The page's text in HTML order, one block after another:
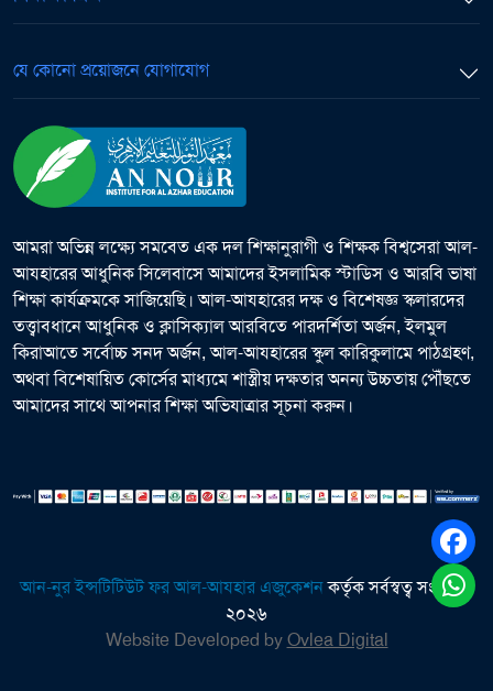
যে কোনো প্রয়োজনে যোগাযোগ
আমরা অভিন্ন লক্ষ্যে সমবেত এক দল শিক্ষানুরাগী ও শিক্ষক বিশ্বসেরা আল-
আযহারের আধুনিক সিলেবাসে আমাদের ইসলামিক স্টাডিস ও আরবি ভাষা
শিক্ষা কার্যক্রমকে সাজিয়েছি। আল-আযহারের দক্ষ ও বিশেষজ্ঞ স্কলারদের
তত্ত্বাবধানে আধুনিক ও ক্লাসিক্যাল আরবিতে পারদর্শিতা অর্জন, ইলমুল
কিরাআতে সর্বোচ্চ সনদ অর্জন, আল-আযহারের স্কুল কারিকুলামে পাঠগ্রহণ,
অথবা বিশেষায়িত কোর্সের মাধ্যমে শাস্ত্রীয় দক্ষতার অনন্য উচ্চতায় পৌঁছতে
আমাদের সাথে আপনার শিক্ষা অভিযাত্রার সূচনা করুন।
আন-নুর ইন্সটিটিউট ফর আল-আযহার এজুকেশনকর্তৃক সর্বস্বত্ব সংরক্ষিত
২০২৬
Website Developed byOvlea Digital